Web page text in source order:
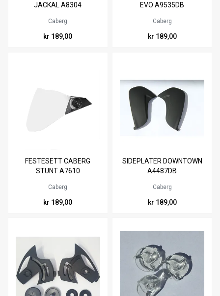
JACKAL A8304
Caberg
kr 189,00
EVO A9535DB
Caberg
kr 189,00
FESTESETT CABERG
STUNT A7610
Caberg
kr 189,00
SIDEPLATER DOWNTOWN
A4487DB
Caberg
kr 189,00